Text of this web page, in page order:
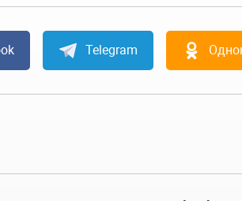
Telegram